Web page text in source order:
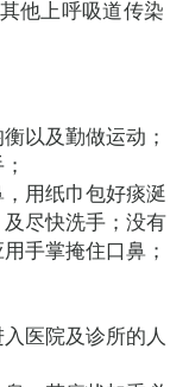
他上呼吸道传染
以及勤做运动；
用纸巾包好痰涎
尽快洗手；没有
手掌掩住口鼻；
医院及诊所的人